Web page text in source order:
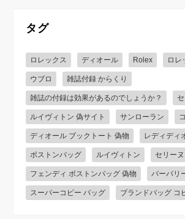
タグ
ロレックス ディオール Rolex ロレ
ウブロ 雑誌付録 からくり
雑誌の付録は効果があるのでしょうか？
ルイヴィトン 偽サイト サンローラン
ディオール ブックトート 偽物 レディディ
ボストンバッグ ルイヴィトン セリー
フェンディ ボストンバッグ 偽物 バーバリ
スーパーコピー バッグ ブランドバッグ コ